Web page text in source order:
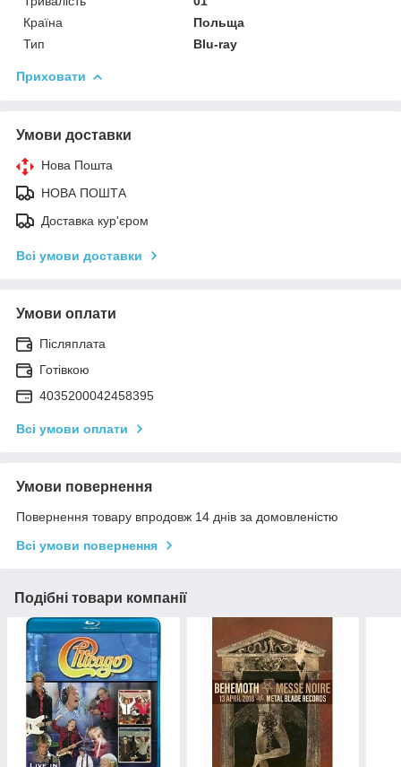
Країна
Польща
Тип
Blu-ray
Приховати
Умови доставки
Нова Пошта
НОВА ПОШТА
Доставка кур'єром
Всі умови доставки
Умови оплати
Післяплата
Готівкою
4035200042458395
Всі умови оплати
Умови повернення
Повернення товару впродовж 14 днів за домовленістю
Всі умови повернення
Подібні товари компанії